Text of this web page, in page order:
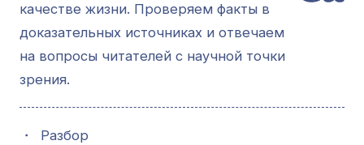
качестве жизни. Проверяем факты в
доказательных источниках и отвечаем
на вопросы читателей с научной точки
зрения.
・ Разбор